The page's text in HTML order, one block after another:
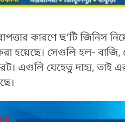
কারণে ছ’টি জিনিস
হয়েছে। সেগুলি হল- বাজি,
এগুলি যেহেতু দাহ্য, তাই